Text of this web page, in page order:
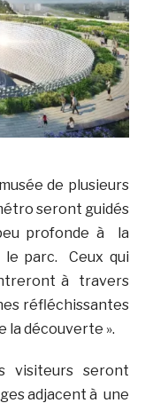
de plusieurs
seront guidés
profonde à la
le parc. Ceux qui
à travers
réfléchissantes
la découverte ».
visiteurs seront
adjacent à une